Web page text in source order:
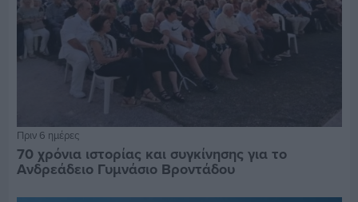
Πριν 6 ημέρες
70 χρόνια ιστορίας και συγκίνησης για το
Ανδρεάδειο Γυμνάσιο Βροντάδου